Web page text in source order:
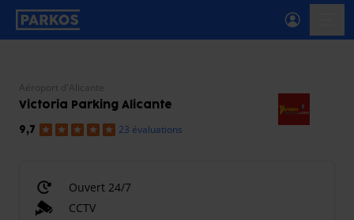
étiquette-de-navigation-principale
Aéroport d'Alicante
Victoria Parking Alicante
9,7 23 évaluations
Ouvert 24/7
CCTV